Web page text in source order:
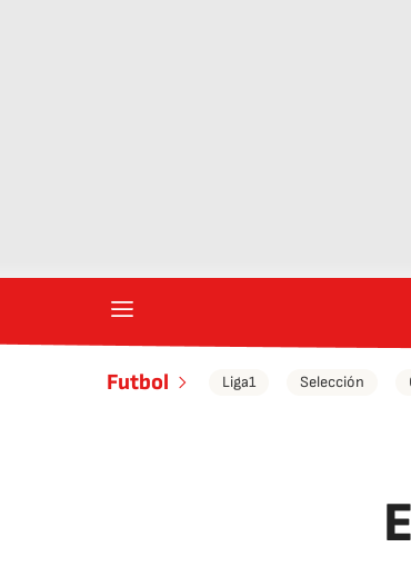
Futbol Liga1 Selección